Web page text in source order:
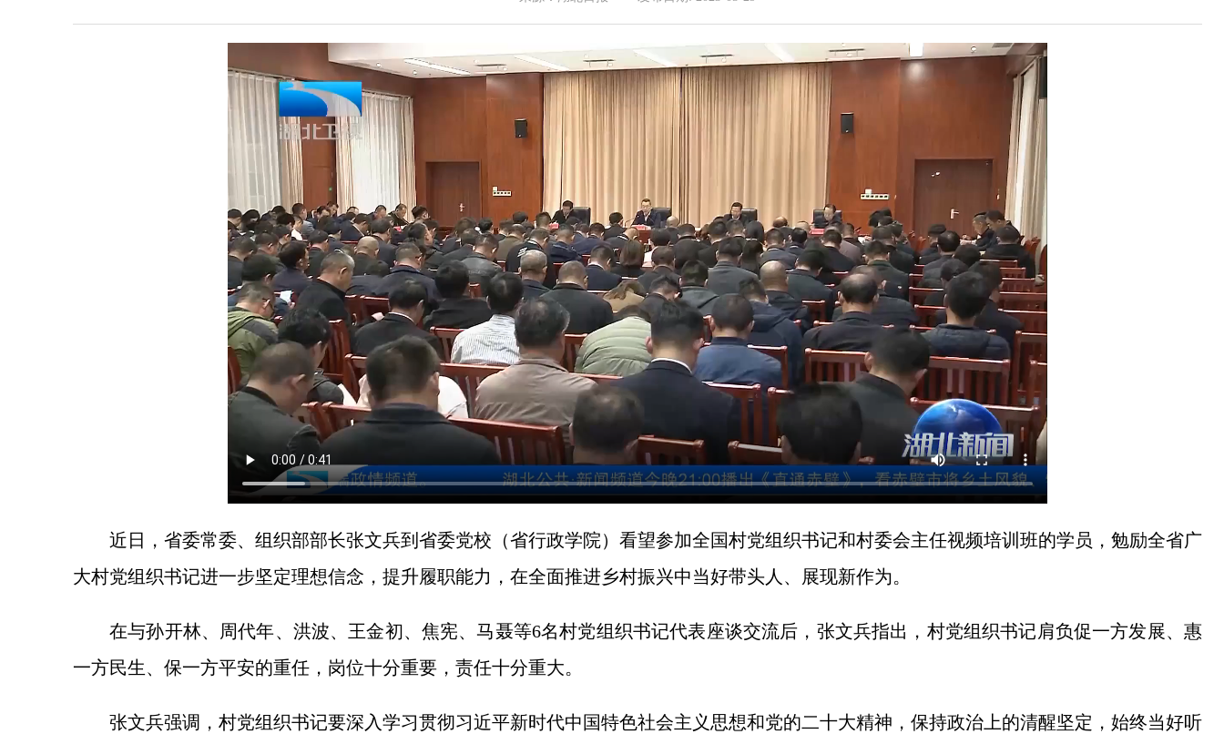
近日，省委常委、组织部部长张文兵到省委党校（省行政学院）看望参加全国村党组织书记和村委会主任视频培训班的学员，勉励全省广
大村党组织书记进一步坚定理想信念，提升履职能力，在全面推进乡村振兴中当好带头人、展现新作为。
在与孙开林、周代年、洪波、王金初、焦宪、马聂等6名村党组织书记代表座谈交流后，张文兵指出，村党组织书记肩负促一方发展、惠
一方民生、保一方平安的重任，岗位十分重要，责任十分重大。
张文兵强调，村党组织书记要深入学习贯彻习近平新时代中国特色社会主义思想和党的二十大精神，保持政治上的清醒坚定，始终当好听